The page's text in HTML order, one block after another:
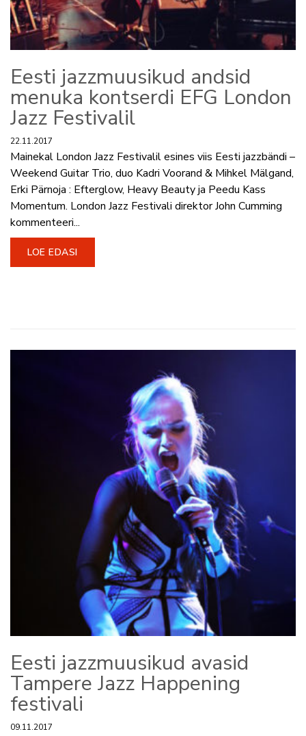
Eesti jazzmuusikud andsid
menuka kontserdi EFG London
Jazz Festivalil
22.11.2017
Mainekal London Jazz Festivalil esines viis Eesti jazzbändi –
Weekend Guitar Trio, duo Kadri Voorand & Mihkel Mälgand,
Erki Pärnoja : Efterglow, Heavy Beauty ja Peedu Kass
Momentum. London Jazz Festivali direktor John Cumming
kommenteeri...
LOE EDASI
Eesti jazzmuusikud avasid
Tampere Jazz Happening
festivali
09.11.2017